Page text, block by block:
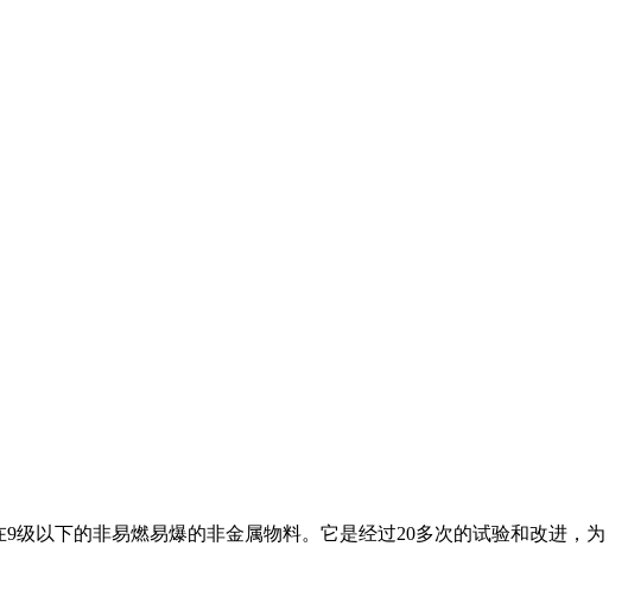
以下的非易燃易爆的非金属物料。它是经过20多次的试验和改进，为